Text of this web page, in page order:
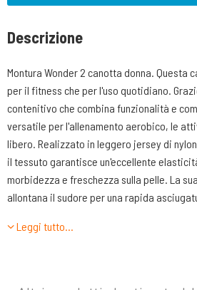
Descrizione
Montura Wonder 2 canotta donna. Questa
per il fitness che per l'uso quotidiano.
contenitivo che combina funzionalità e
versatile per l'allenamento aerobico, le
libero. Realizzato in leggero jersey di
il tessuto garantisce un'eccellente
morbidezza e freschezza sulla pelle. La
allontana il sudore per una rapida
finitura a doppio strato per un maggiore
corporea durante il movimento,
Leggi tutto…